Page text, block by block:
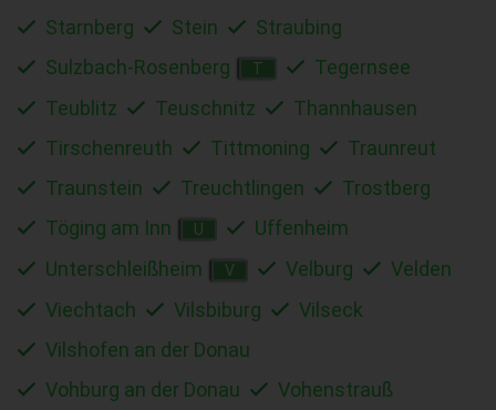
Starnberg
Stein
Straubing
Sulzbach-Rosenberg
T
Tegernsee
Teublitz
Teuschnitz
Thannhausen
Tirschenreuth
Tittmoning
Traunreut
Traunstein
Treuchtlingen
Trostberg
Töging am Inn
U
Uffenheim
Unterschleißheim
V Velburg
Velden
Viechtach
Vilsbiburg
Vilseck
Vilshofen an der Donau
Vohburg an der Donau
Vohenstrauß